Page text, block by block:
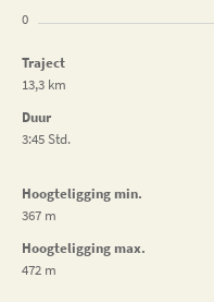
0
Traject
13,3 km
Duur
3:45 Std.
Hoogteligging min.
367 m
Hoogteligging max.
472 m